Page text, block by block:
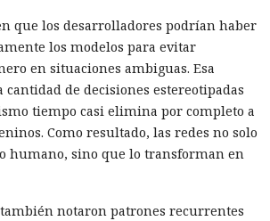
que los desarrolladores podrían haber
los modelos para evitar
en situaciones ambiguas. Esa
cantidad de decisiones estereotipadas
tiempo casi elimina por completo a
Como resultado, las redes no solo
humano, sino que lo transforman en
notaron patrones recurrentes